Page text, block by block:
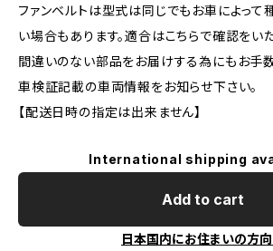
ファンベルトは型式は同じでもお車によって
い場合もあります。適合はこちらで確認をいた
間違いのない部品をお届けする為にもお手
車検証記載の車両情報をお知らせ下さい。
【配送日時の指定は出来ません】
International shipping
Add to cart
日本国内にお住まいの方